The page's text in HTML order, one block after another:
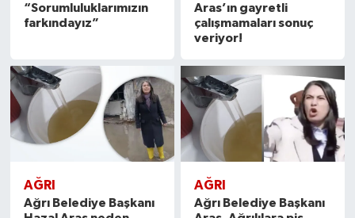
“Sorumluluklarımızın
farkındayız”
Aras’ın gayretli
çalışmamaları sonuç
veriyor!
AĞRI
Ağrı Belediye Başkanı
AĞRI
Ağrı Belediye Başkanı